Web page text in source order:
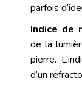
parfois
Indice de
de la
pierre.
d’un